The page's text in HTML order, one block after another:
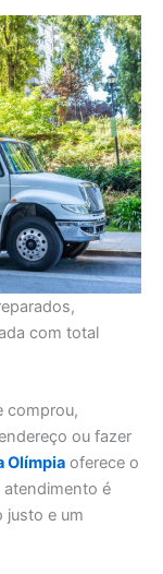
com total
comprou,
ou fazer
Olímpia oferece o
é
justo e um